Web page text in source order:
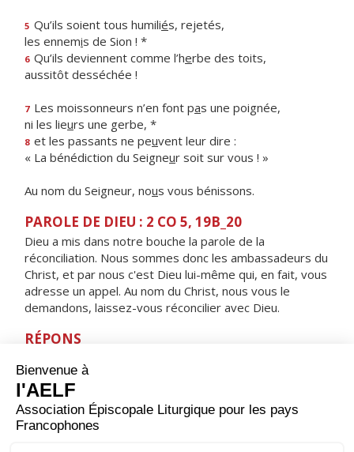
5 Qu’ils soient tous humiliés, rejetés,
les ennemis de Sion ! *
6 Qu’ils deviennent comme l’herbe des toits,
aussitôt desséchée !
7 Les moissonneurs n’en font pas une poignée,
ni les lieurs une gerbe, *
8 et les passants ne peuvent leur dire :
« La bénédiction du Seigneur soit sur vous ! »
Au nom du Seigneur, nous vous bénissons.
PAROLE DE DIEU : 2 CO 5, 19B_20
Dieu a mis dans notre bouche la parole de la
réconciliation. Nous sommes donc les ambassadeurs du
Christ, et par nous c'est Dieu lui-même qui, en fait, vous
adresse un appel. Au nom du Christ, nous vous le
demandons, laissez-vous réconcilier avec Dieu.
RÉPONS
leur parole jusqu'au bout du monde.
ORAISON
Dieu qui as dévoilé pour nous les mystères de ton